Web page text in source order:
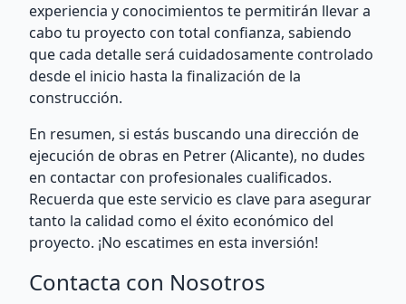
experiencia y conocimientos te permitirán llevar a
cabo tu proyecto con total confianza, sabiendo
que cada detalle será cuidadosamente controlado
desde el inicio hasta la finalización de la
construcción.
En resumen, si estás buscando una dirección de
ejecución de obras en Petrer (Alicante), no dudes
en contactar con profesionales cualificados.
Recuerda que este servicio es clave para asegurar
tanto la calidad como el éxito económico del
proyecto. ¡No escatimes en esta inversión!
Contacta con Nosotros